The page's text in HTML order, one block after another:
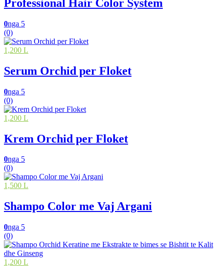
Professional Hair Color System
0nga 5
(0)
1,200 L
Serum Orchid per Floket
0nga 5
(0)
1,200 L
Krem Orchid per Floket
0nga 5
(0)
1,500 L
Shampo Color me Vaj Argani
0nga 5
(0)
1,200 L